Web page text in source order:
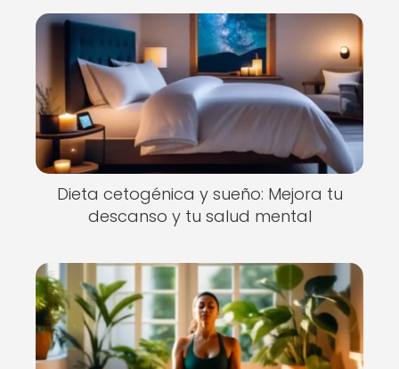
Dieta cetogénica y sueño: Mejora tu
descanso y tu salud mental